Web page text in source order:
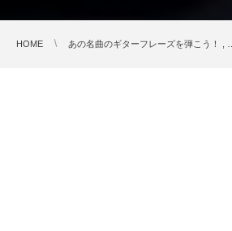
HOME あの名曲のギターフレーズを弾こう！ , …